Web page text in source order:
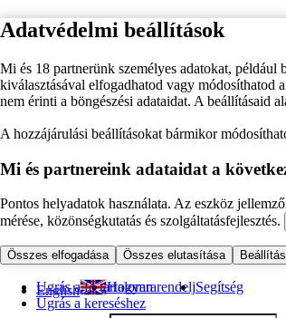
Adatvédelmi beállítások
Mi és 18 partnerünk személyes adatokat, például
kiválasztásával elfogadhatod vagy módosíthatod
nem érinti a böngészési adataidat. A beállításaid
A hozzájárulási beállításokat bármikor
Mi és partnereink adataidat a
Pontos helyadatok használata. Az eszköz
mérése, közönségkutatás és szolgáltatásfejlesztés.
Összes elfogadása Összes elutasítása
Ugrás a fő tartalomra
Ugrás a kereséshez
English Hogyan rendeljSegítség